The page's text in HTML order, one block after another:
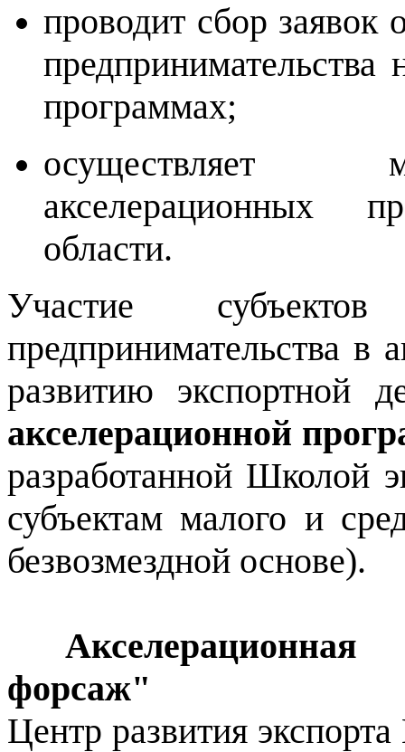
проводит сбор заявок
предпринимательства
программах;
осуществляет
акселерационных
области.
Участие
предпринимательства в
развитию экспортной
акселерационной
разработанной Школой
субъектам малого и
безвозмездной основе).
Акселерационная
форсаж"
Центр развития